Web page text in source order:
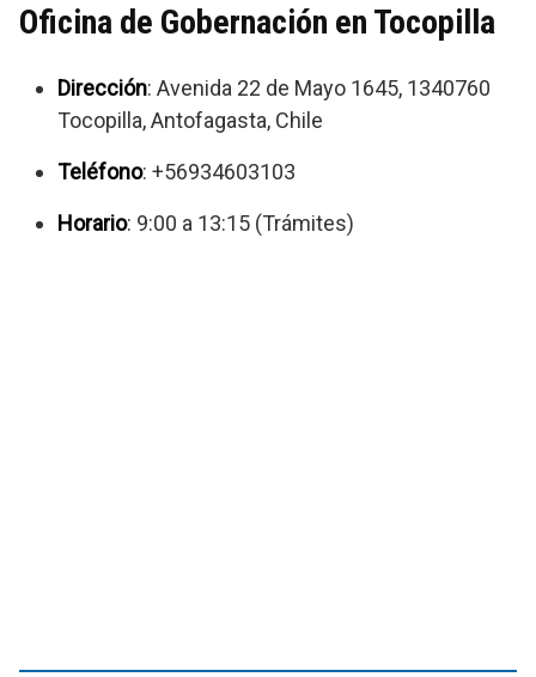
Oficina de Gobernación en Tocopilla
Dirección: Avenida 22 de Mayo 1645, 1340760
Tocopilla, Antofagasta, Chile
Teléfono: +56934603103
Horario: 9:00 a 13:15 (Trámites)